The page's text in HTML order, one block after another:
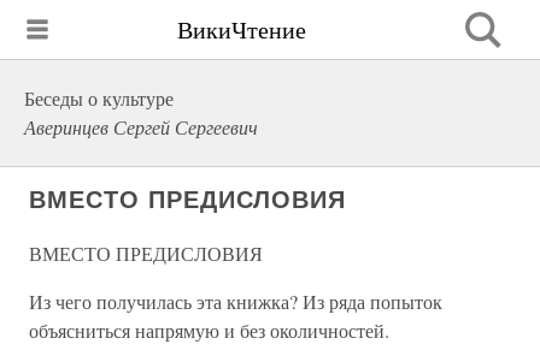
ВикиЧтение
Беседы о культуре
Аверинцев Сергей Сергеевич
ВМЕСТО ПРЕДИСЛОВИЯ
ВМЕСТО ПРЕДИСЛОВИЯ
Из чего получилась эта книжка? Из ряда попыток
объясниться напрямую и без околичностей.